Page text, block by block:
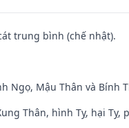
trung bình (chế nhật).
Ngọ, Mậu Thân và Bính
Thân, hình Tỵ, hại Tỵ,